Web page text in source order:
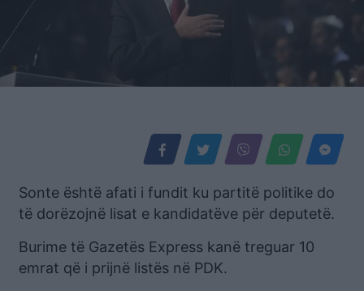
Sonte është afati i fundit ku partitë politike do
të dorëzojnë lisat e kandidatëve për deputetë.
Burime të Gazetës Express kanë treguar 10
emrat që i prijnë listës në PDK.